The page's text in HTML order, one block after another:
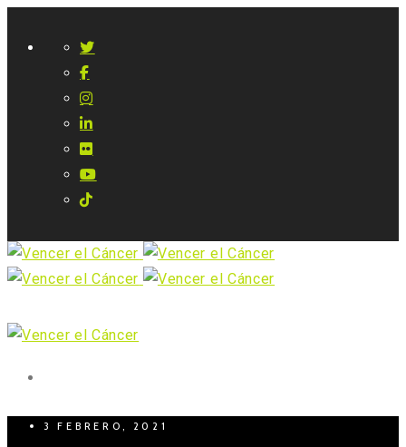
3 FEBRERO, 2021